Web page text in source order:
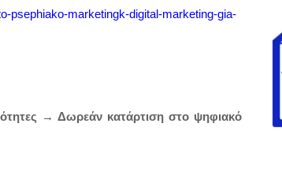
psephiako-marketingk-digital-marketing-gia-
→ Δωρεάν κατάρτιση στο ψηφιακό